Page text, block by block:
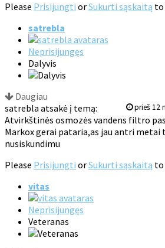
Please Prisijungti orSukurti sąskaitą to
satrebla
Neprisijungęs
Dalyvis
Daugiau
prieš 12
satrebla atsakė į temą:
Atvirkštinės osmozės vandens filtro
Markox gerai pataria,as jau antri metai
nusiskundimu
Please Prisijungti orSukurti sąskaitą to
vitas
Neprisijungęs
Veteranas